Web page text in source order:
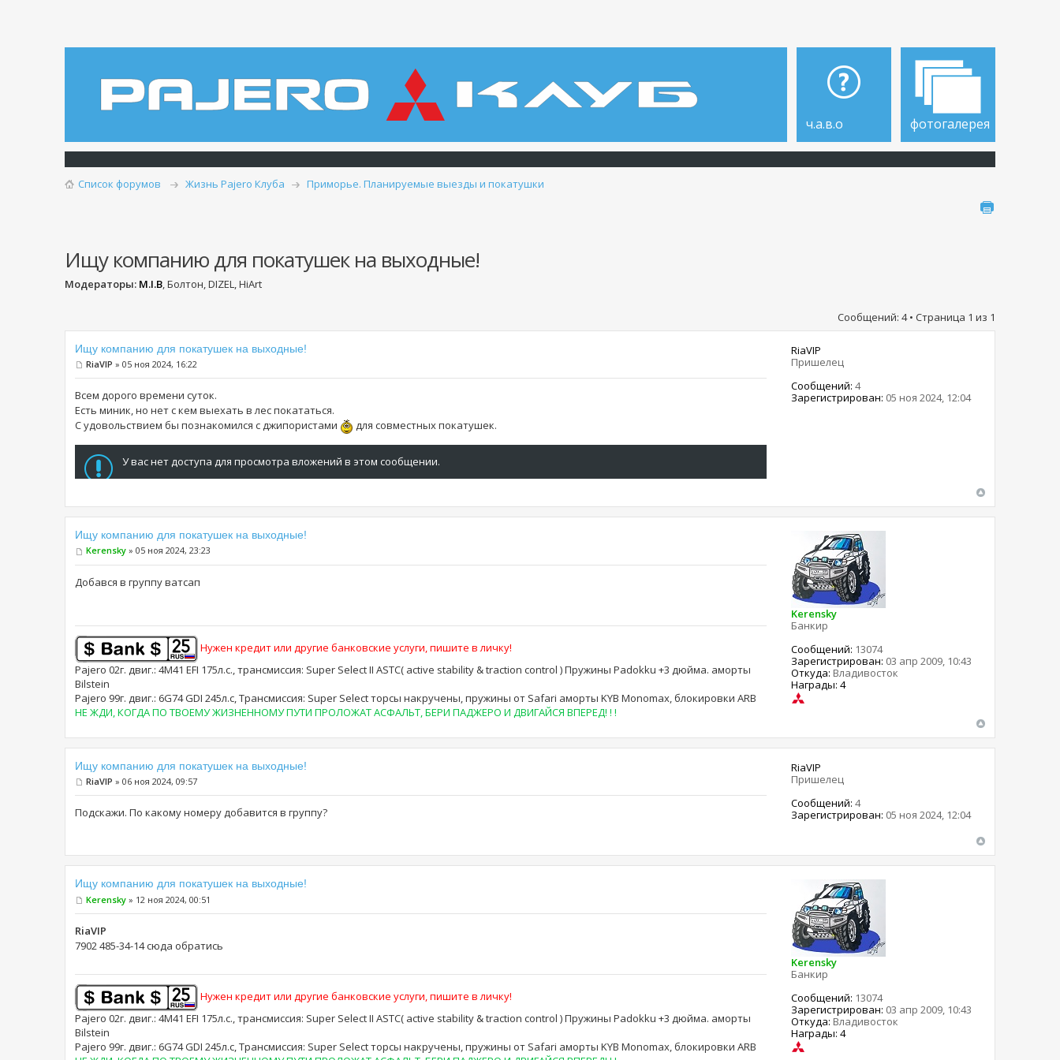
ч.а.в.о фотогалерея
Список форумов Жизнь Pajero Клуба Приморье. Планируемые выезды и покатушки
Ищу компанию для покатушек на выходные!
Модераторы: M.I.B, Болтон, DIZEL, HiArt
Сообщений: 4 • Страница 1 из 1
Ищу компанию для покатушек на выходные!
RiaVIP » 05 ноя 2024, 16:22
Всем дорого времени суток.
Есть миник, но нет с кем выехать в лес покататься.
С удовольствием бы познакомился с джипористами
для совместных покатушек.
У вас нет доступа для просмотра вложений в этом сообщении.
RiaVIP
Пришелец
Сообщений: 4
Зарегистрирован: 05 ноя 2024, 12:04
Ищу компанию для покатушек на выходные!
Kerensky » 05 ноя 2024, 23:23
Добався в группу ватсап
Нужен кредит или другие банковские услуги, пишите в личку!
Pajero 02г. двиг.: 4M41 EFI 175л.с., трансмиссия: Super Select II ASTC( active stability & traction control ) Пружины Padokku +3 дюйма. аморты
Bilstein
Pajero 99г. двиг.: 6G74 GDI 245л.с, Трансмиссия: Super Select торсы накручены, пружины от Safari аморты KYB Monomax, блокировки ARB
НЕ ЖДИ, КОГДА ПО ТВОЕМУ ЖИЗНЕННОМУ ПУТИ ПРОЛОЖАТ АСФАЛЬТ, БЕРИ ПАДЖЕРО И ДВИГАЙСЯ ВПЕРЕД! ! !
Kerensky
Банкир
Сообщений: 13074
Зарегистрирован: 03 апр 2009, 10:43
Откуда: Владивосток
Награды: 4
Ищу компанию для покатушек на выходные!
RiaVIP » 06 ноя 2024, 09:57
Подскажи. По какому номеру добавится в группу?
RiaVIP
Пришелец
Сообщений: 4
Зарегистрирован: 05 ноя 2024, 12:04
Ищу компанию для покатушек на выходные!
Kerensky » 12 ноя 2024, 00:51
RiaVIP
7902 485-34-14 сюда обратись
Нужен кредит или другие банковские услуги, пишите в личку!
Pajero 02г. двиг.: 4M41 EFI 175л.с., трансмиссия: Super Select II ASTC( active stability & traction control ) Пружины Padokku +3 дюйма. аморты
Bilstein
Pajero 99г. двиг.: 6G74 GDI 245л.с, Трансмиссия: Super Select торсы накручены, пружины от Safari аморты KYB Monomax, блокировки ARB
Kerensky
Банкир
Сообщений: 13074
Зарегистрирован: 03 апр 2009, 10:43
Откуда: Владивосток
Награды: 4